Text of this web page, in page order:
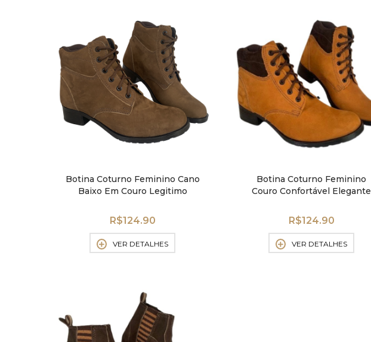
Botina Coturno Feminino Cano
Baixo Em Couro Legitimo
R$124.90
VER DETALHES
Botina Coturno Feminino
Couro Confortável Elegante
R$124.90
VER DETALHES